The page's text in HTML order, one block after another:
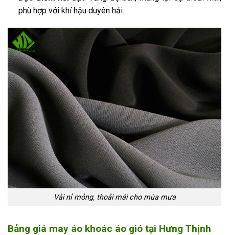
phù hợp với khí hậu duyên hải.
Vải nỉ mỏng, thoải mái cho mùa mưa
Bảng giá may áo khoác áo gió tại Hưng Thịnh